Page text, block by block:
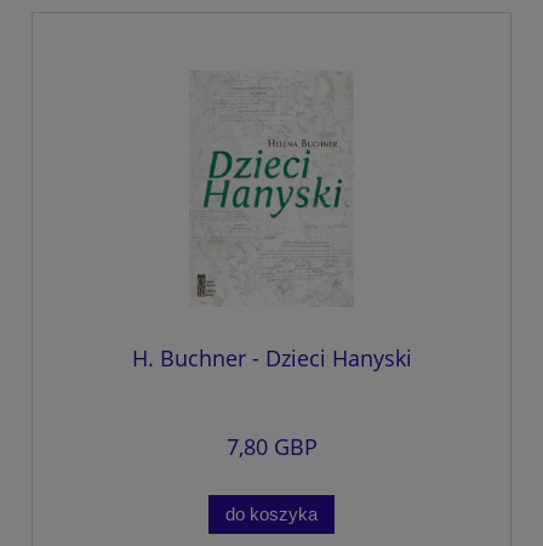
H. Buchner - Dzieci Hanyski
7,80 GBP
do koszyka